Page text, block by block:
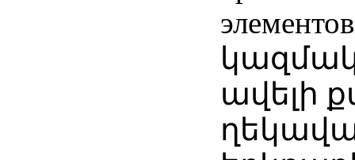
ավելի